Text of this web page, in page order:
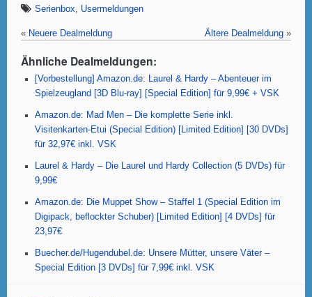
c
e
b
o
o
k
tt
er s
A
p
p
e
Serienbox, Usermeldungen
« Neuere Dealmeldung Ältere Dealmeldung »
Ähnliche Dealmeldungen:
[Vorbestellung] Amazon.de: Laurel & Hardy – Abenteuer im
Spielzeugland [3D Blu-ray] [Special Edition] für 9,99€ + VSK
Amazon.de: Mad Men – Die komplette Serie inkl.
Visitenkarten-Etui (Special Edition) [Limited Edition] [30 DVDs]
für 32,97€ inkl. VSK
Laurel & Hardy – Die Laurel und Hardy Collection (5 DVDs) für
9,99€
Amazon.de: Die Muppet Show – Staffel 1 (Special Edition im
Digipack, beflockter Schuber) [Limited Edition] [4 DVDs] für
23,97€
Buecher.de/Hugendubel.de: Unsere Mütter, unsere Väter –
Special Edition [3 DVDs] für 7,99€ inkl. VSK